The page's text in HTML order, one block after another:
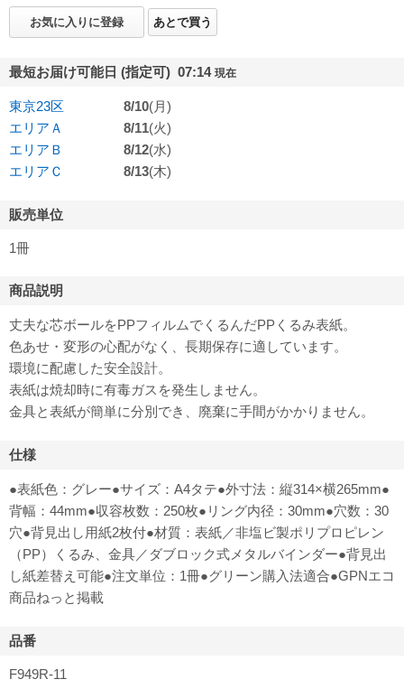
お気に入りに登録 あとで買う
最短お届け可能日 (指定可) 07:14 現在
東京23区 8/10(月)
エリアＡ
8/11(火)
エリアＢ
8/12(水)
エリアＣ
8/13(木)
販売単位
1冊
商品説明
丈夫な芯ボールをPPフィルムでくるんだPPくるみ表紙。
色あせ・変形の心配がなく、長期保存に適しています。
環境に配慮した安全設計。
表紙は焼却時に有毒ガスを発生しません。
金具と表紙が簡単に分別でき、廃棄に手間がかかりません。
仕様
●表紙色：グレー●サイズ：A4タテ●外寸法：縦314×横265mm●
背幅：44mm●収容枚数：250枚●リング内径：30mm●穴数：30
穴●背見出し用紙2枚付●材質：表紙／非塩ビ製ポリプロピレン
（PP）くるみ、金具／ダブロック式メタルバインダー●背見出
し紙差替え可能●注文単位：1冊●グリーン購入法適合●GPNエコ
商品ねっと掲載
品番
F949R-11